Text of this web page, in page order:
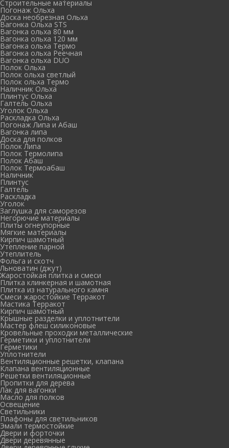
Cтроительные материалы
Погонаж Ольха
Доска необрезная Ольха
Вагонка Ольха STS
Вагонка ольха 80 мм
Вагонка ольха 120 мм
Вагонка ольха Термо
Вагонка ольха Реечная
Вагонка ольха DUO
Полок Ольха
Полок ольха светлый
Полок ольха Термо
Наличник Ольха
Плинтус Ольха
Галтель Ольха
Уголок Ольха
Раскладка Ольха
Погонаж Липа и Абаш
Вагонка липа
Доска для полков
Полок Липа
Полок Термолипа
Полок Абаш
Полок Термоабаш
Наличник
Плинтус
Галтель
Раскладка
Уголок
Заглушка для саморезов
Негорючие материалы
Плиты огнеупорные
Мягкие материалы
Кирпич шамотный
Утепление парной
Утеплитель
Фольга и скотч
Льноватин (джут)
Жаростойкая плитка и смеси
Плитка клинкерная и шамотная
Плитка из натурального камня
Смеси жаростойкие Терракот
Мастика Терракот
Кирпич шамотный
Крышные разделки и уплотнители
Мастер флеш силиконовые
Кровельные проходки металлические
Герметики и уплотнители
Герметики
Уплотнители
Вентиляционные решетки, клапана
Клапана вентиляционные
Решетки вентиляционные
Пропитки для дерева
Лак для вагонки
Масло для полков
Освещение
Светильники
Плафоны для светильников
Эмали термостойкие
Двери и форточки
Двери деревянные